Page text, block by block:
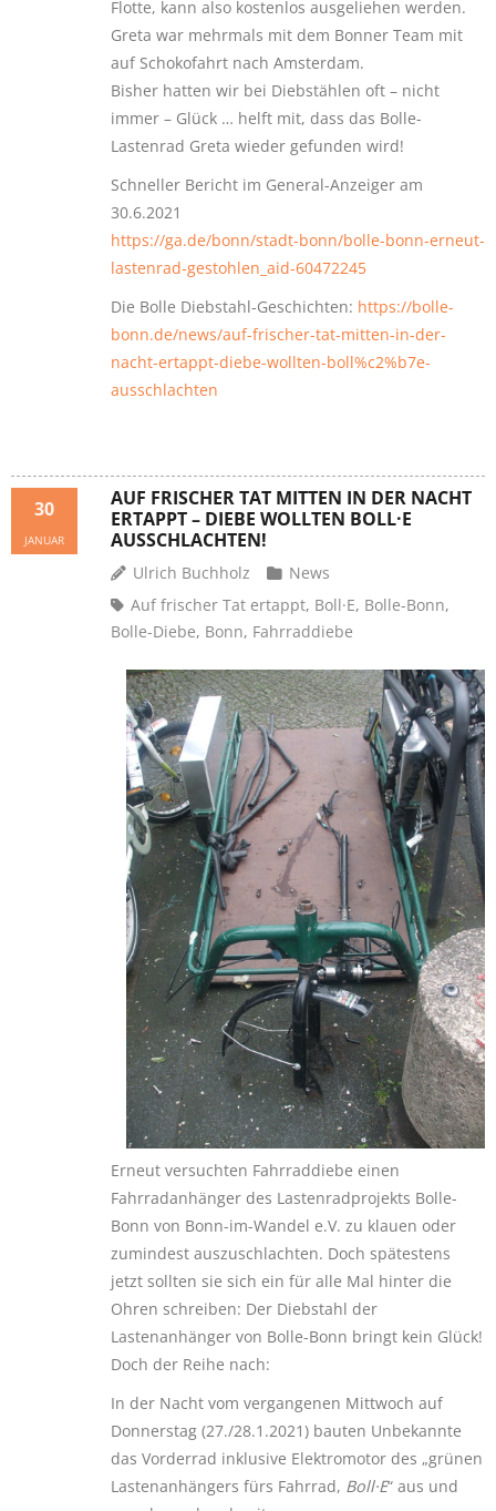
Flotte, kann also kostenlos ausgeliehen werden.
Greta war mehrmals mit dem Bonner Team mit
auf Schokofahrt nach Amsterdam.
Bisher hatten wir bei Diebstählen oft – nicht
immer – Glück … helft mit, dass das Bolle-
Lastenrad Greta wieder gefunden wird!
Schneller Bericht im General-Anzeiger am
30.6.2021
https://ga.de/bonn/stadt-bonn/bolle-bonn-erneut-
lastenrad-gestohlen_aid-60472245
Die Bolle Diebstahl-Geschichten: https://bolle-
bonn.de/news/auf-frischer-tat-mitten-in-der-
nacht-ertappt-diebe-wollten-boll%c2%b7e-
ausschlachten
AUF FRISCHER TAT MITTEN IN DER NACHT
ERTAPPT – DIEBE WOLLTEN BOLL·E
AUSSCHLACHTEN!
30
JANUAR
Ulrich Buchholz
News
Auf frischer Tat ertappt, Boll·E, Bolle-Bonn,
Bolle-Diebe, Bonn, Fahrraddiebe
Erneut versuchten Fahrraddiebe einen
Fahrradanhänger des Lastenradprojekts Bolle-
Bonn von Bonn-im-Wandel e.V. zu klauen oder
zumindest auszuschlachten. Doch spätestens
jetzt sollten sie sich ein für alle Mal hinter die
Ohren schreiben: Der Diebstahl der
Lastenanhänger von Bolle-Bonn bringt kein Glück!
Doch der Reihe nach:
In der Nacht vom vergangenen Mittwoch auf
Donnerstag (27./28.1.2021) bauten Unbekannte
das Vorderrad inklusive Elektromotor des „grünen
Lastenanhängers fürs Fahrrad, Boll·E“ aus und